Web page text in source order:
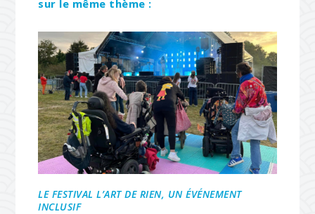
sur le même thème :
LE FESTIVAL L’ART DE RIEN, UN ÉVÉNEMENT
INCLUSIF